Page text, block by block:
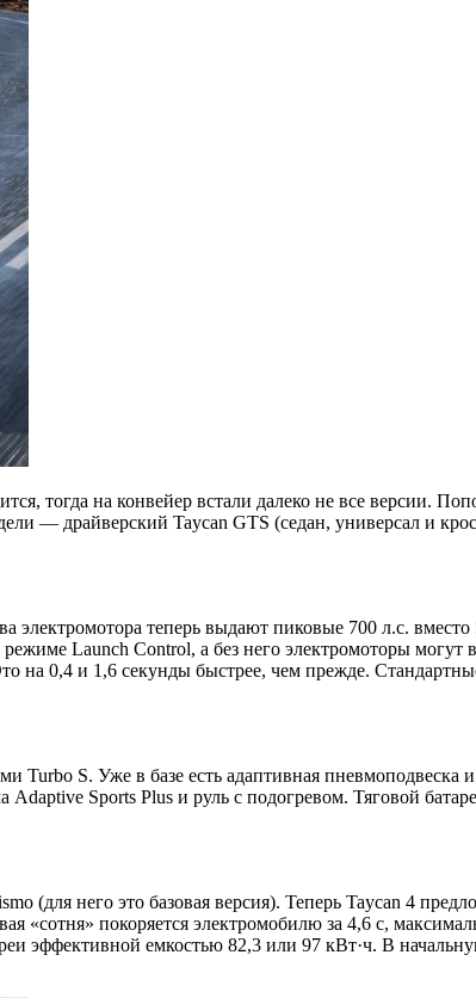
тогда на конвейер встали далеко не все версии.
— драйверский Taycan GTS (седан, универсал и
теперь выдают пиковые 700 л.с.
Launch Control, а без него электромоторы могут
на 0,4 и 1,6 секунды быстрее, чем прежде.
S. Уже в базе есть адаптивная пневмоподвеска
Sports Plus и руль с подогревом. Тяговой
(для него это базовая версия). Теперь Taycan 4
«сотня» покоряется электромобилю за 4,6 с,
эффективной емкостью 82,3 или 97 кВт·ч. В